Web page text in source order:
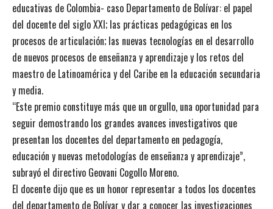
educativas de Colombia- caso Departamento de Bolívar: el papel
del docente del siglo XXI; las prácticas pedagógicas en los
procesos de articulación; las nuevas tecnologías en el desarrollo
de nuevos procesos de enseñanza y aprendizaje y los retos del
maestro de Latinoamérica y del Caribe en la educación secundaria
y media.
“Este premio constituye más que un orgullo, una oportunidad para
seguir demostrando los grandes avances investigativos que
presentan los docentes del departamento en pedagogía,
educación y nuevas metodologías de enseñanza y aprendizaje”,
subrayó el directivo Geovani Cogollo Moreno.
El docente dijo que es un honor representar a todos los docentes
del departamento de Bolívar y dar a conocer las investigaciones